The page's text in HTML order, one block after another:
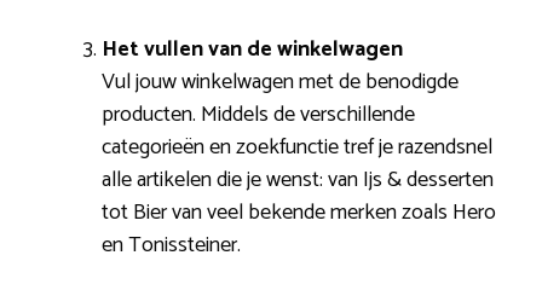
Het vullen van de winkelwagen
Vul jouw winkelwagen met de benodigde
producten. Middels de verschillende
categorieën en zoekfunctie tref je razendsnel
alle artikelen die je wenst: van Ijs & desserten
tot Bier van veel bekende merken zoals Hero
en Tonissteiner.